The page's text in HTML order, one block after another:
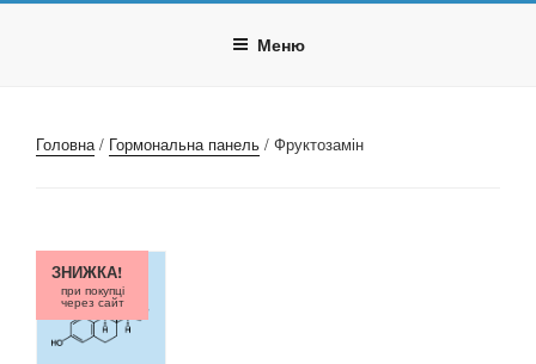
Меню
Головна/ Гормональна панель / Фруктозамін
ЗНИЖКА!
при покупці
через сайт